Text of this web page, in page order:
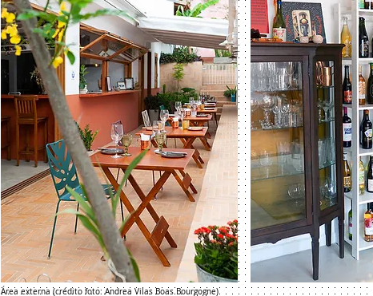
Área externa (crédito foto: Andrea Vilas Boas Bourgogne)